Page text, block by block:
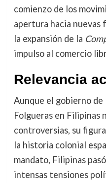
comienzo de los
apertura hacia nuevas
la expansión de la
impulso al comercio
Relevancia
Aunque el gobierno
Folgueras en Filipinas
controversias, su
la historia colonial
mandato, Filipinas
intensas tensiones